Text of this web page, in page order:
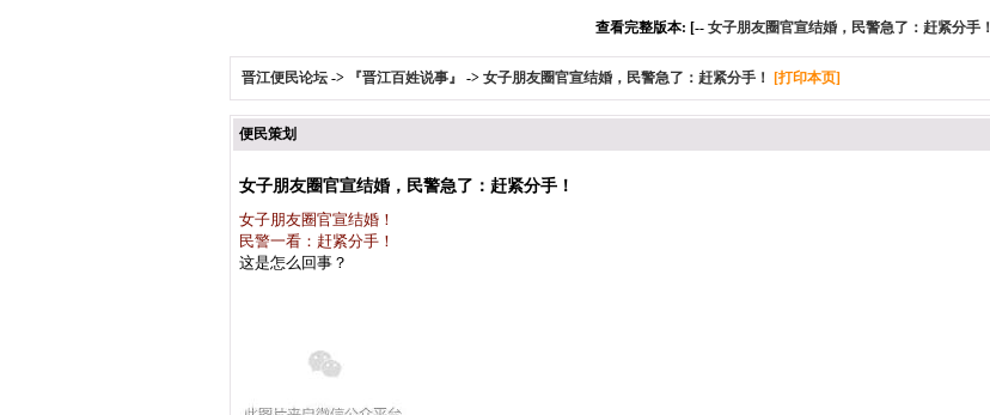
查看完整版本: [-- 女子朋友圈官宣结婚，民警急了：赶紧分手！
晋江便民论坛 -> 『晋江百姓说事』 -> 女子朋友圈官宣结婚，民警急了：赶紧分手！ [打印本页]
便民策划
女子朋友圈官宣结婚，民警急了：赶紧分手！
女子朋友圈官宣结婚！
民警一看：赶紧分手！
这是怎么回事？